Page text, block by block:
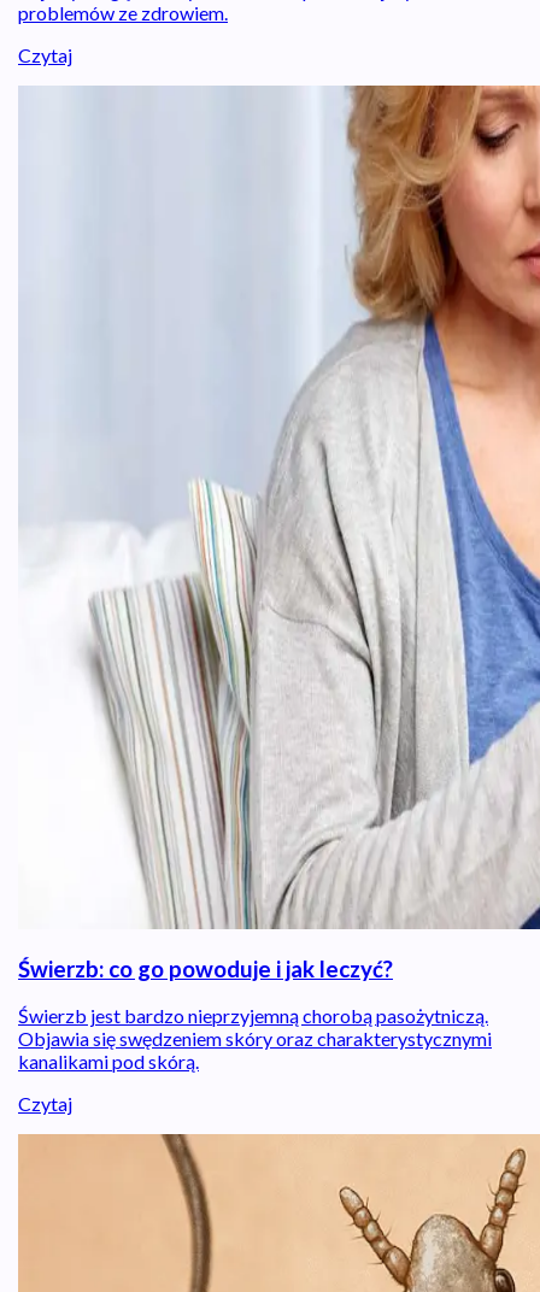
problemów ze zdrowiem.
Czytaj
Świerzb: co go powoduje i jak leczyć?
Świerzb jest bardzo nieprzyjemną chorobą pasożytniczą.
Objawia się swędzeniem skóry oraz charakterystycznymi
kanalikami pod skórą.
Czytaj